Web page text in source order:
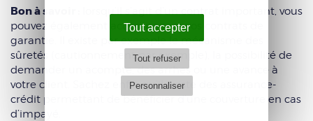
Tout accepter
Tout refuser
Personnaliser
Bon à savoir :
lorsqu’il s’agit d’un contrat important, vous
pouvez également accompagner vos contrats de
garantie. Il existe par exemple le mécanisme des
sûretés (cautionnement par exemple), la possibilité de
demander un acompte, des arrhes ou une avance à
votre client. Sachez enfin qu’il existe des assurance-
crédit permettant de bénéficier d’une couverture en cas
d’impayé.